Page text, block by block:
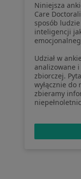
Jak
O nas
Praca
Kontakt
Niniejsza
Care
sposób
inteligencji
Udział w
analizowane
zbiorczej.
wyłącznie
zbieramy